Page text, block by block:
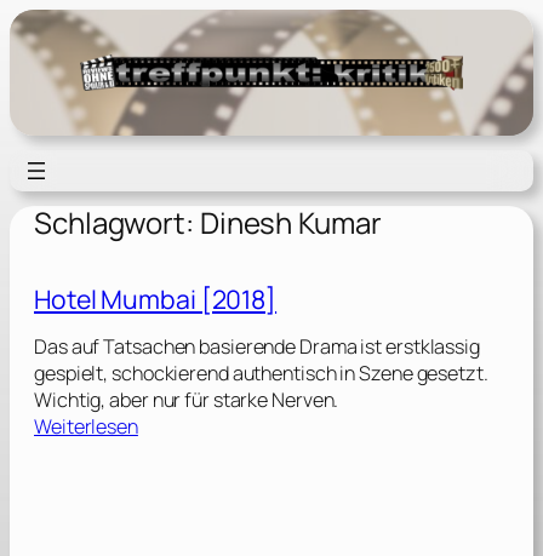
Zum
Inhalt
springen
Schlagwort: Dinesh Kumar
Hotel Mumbai [2018]
Das auf Tatsachen basierende Drama ist erstklassig
gespielt, schockierend authentisch in Szene gesetzt.
Wichtig, aber nur für starke Nerven.
Weiterlesen: